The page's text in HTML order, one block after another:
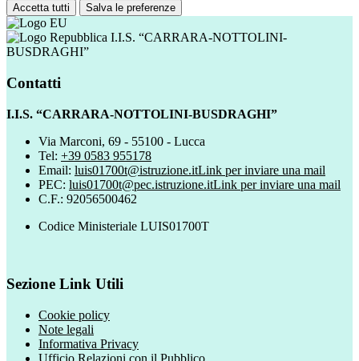
Accetta tutti Salva le preferenze
I.I.S. “CARRARA-NOTTOLINI-
BUSDRAGHI”
Contatti
I.I.S. “CARRARA-NOTTOLINI-BUSDRAGHI”
Via Marconi, 69 - 55100 - Lucca
Tel: +39 0583 955178
Email: luis01700t@istruzione.itLink per inviare una mail
PEC: luis01700t@pec.istruzione.itLink per inviare una mail
C.F.: 92056500462
Codice Ministeriale LUIS01700T
Sezione Link Utili
Cookie policy
Note legali
Informativa Privacy
Ufficio Relazioni con il Pubblico